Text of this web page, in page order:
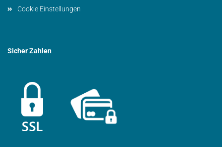
Cookie Einstellungen
Sicher Zahlen